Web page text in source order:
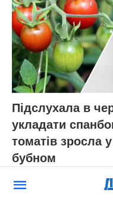
ЧИТАЙ ТАКОЖ:
місяць –
старі обряди vs
Нагадаємо,17
саджанці яблунь
“старовинні”
врожаю
Новини, інтерв’ю,
сайті
Добрі новини